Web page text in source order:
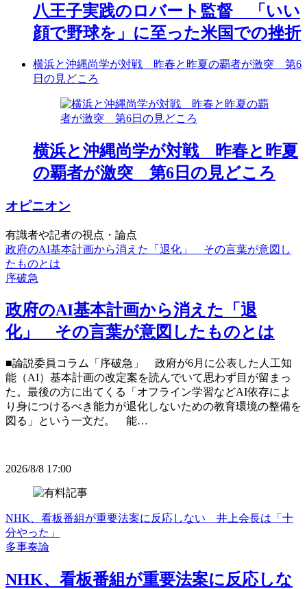
八王子実践のロバート監督 「いい
顔で野球を」に至った米国での挫折
横浜と沖縄尚学が対戦 昨春と昨夏の覇者が激突 第6
日の見どころ
横浜と沖縄尚学が対戦 昨春と昨夏
の覇者が激突 第6日の見どころ
オピニオン
有識者や記者の視点・論点
政府のAI基本計画から消えた「退化」 その言葉が意図し
たものとは
序破急
政府のAI基本計画から消えた「退
化」 その言葉が意図したものとは
■論説委員コラム「序破急」 政府が6月に公表した人工知
能（AI）基本計画の改定案を読んでいて思わず目が留まっ
た。最後の方に出てくる「オフライン学習などAI依存によ
り身につけるべき能力が退化しないための教育環境の整備を
図る」という一文だ。 能…
2026/8/8 17:00
NHK、看板番組が重要法案に反応しない 井上会長は「十
分やった」
多事奏論
NHK、看板番組が重要法案に反応しな